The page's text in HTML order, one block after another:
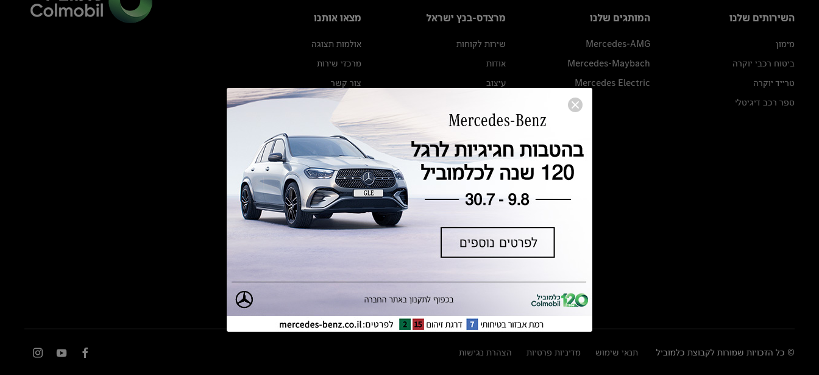
השירותים שלנו
מימון
ביטוח רכבי יוקרה
טרייד יוקרה
ספר רכב דיגיטלי
המותגים שלנו
Mercedes-AMG
Mercedes-Maybach
Mercedes Electric
מרצדס-בנץ ישראל
שירות לקוחות
אודות
עיצוב
מגזין מרצדס-בנץ
ספרי רכב מרצדס-בנץ
נתוני זיהום אוויר וצריכת דלק וחשמל
נתוני תווית צמיגים
מחירון חלפים
הודעה על הטבות לרכבי מרצדס בהסדר
מצאו אותנו
אולמות תצוגה
מרכזי שירות
צור קשר
© כל הזכויות שמורות לקבוצת כלמוביל תנאי שימוש מדיניות פרטיות הצהרת נגישות